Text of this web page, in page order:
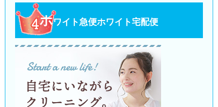
ホワイト急便ホワイト宅配便